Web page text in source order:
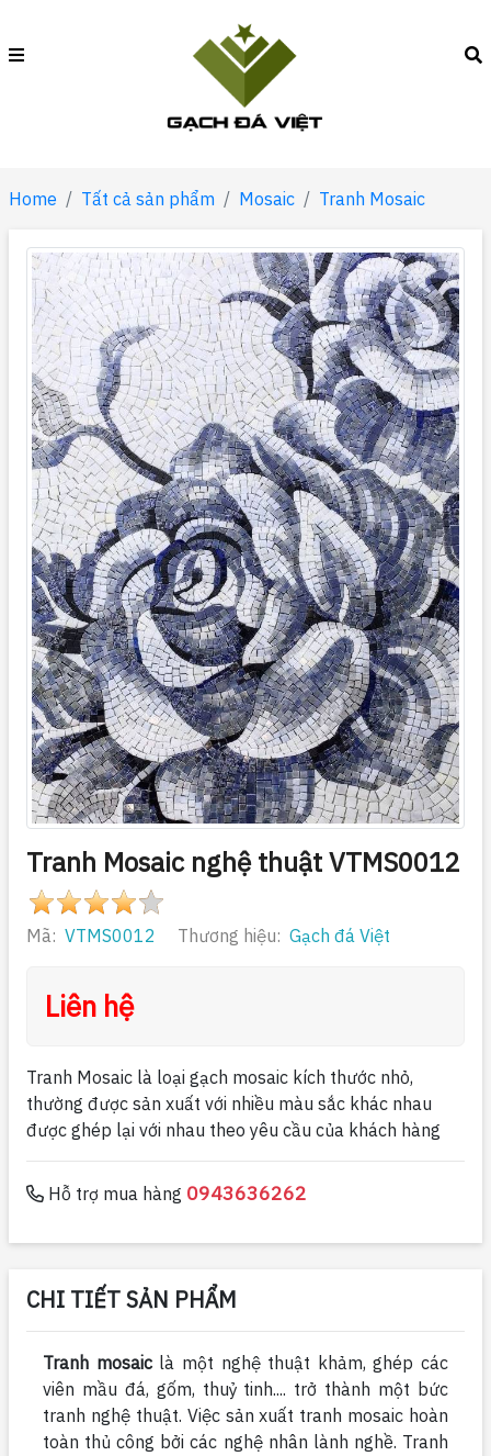
Home Tất cả sản phẩm Mosaic Tranh Mosaic
Tranh Mosaic nghệ thuật VTMS0012
Mã: VTMS0012 Thương hiệu: Gạch đá Việt
Liên hệ
Tranh Mosaic là loại gạch mosaic kích thước nhỏ,
thường được sản xuất với nhiều màu sắc khác nhau
được ghép lại với nhau theo yêu cầu của khách hàng
Hỗ trợ mua hàng 0943636262
CHI TIẾT SẢN PHẨM
Tranh mosaiclà một nghệ thuật khảm, ghép các
viên mầu đá, gốm, thuỷ tinh.... trở thành một bức
tranh nghệ thuật. Việc sản xuất tranh mosaic hoàn
toàn thủ công bởi các nghệ nhân lành nghề. Tranh